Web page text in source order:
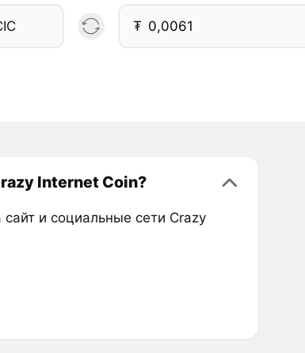
₮
Internet Coin?
и социальные сети Crazy